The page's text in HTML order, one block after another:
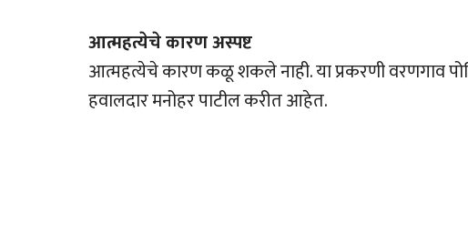
आत्महत्येचे कारण अस्पष्ट
आत्महत्येचे कारण कळू शकले नाही. या प्रकरणी वरणगाव
हवालदार मनोहर पाटील करीत आहेत.